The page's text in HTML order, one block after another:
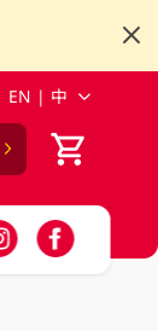
EN | 中